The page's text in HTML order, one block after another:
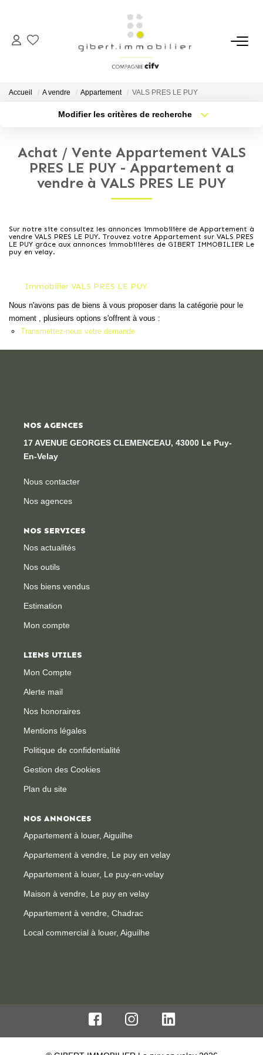
ACHETER
Maisons
Parkings
Immeubles
Terrains
LOUER
Dossier De Candidature
Accueil A vendre Appartement VALS PRES LE PUY
Modifier les critères de recherche
Sélectionnez...
Type de bien
Nb pièces min.
Achat / Vente Appartement VALS
PRES LE PUY - Appartement a
vendre à VALS PRES LE PUY
Sur notre site consultez les annonces immobilière de Appartement à
vendre VALS PRES LE PUY. Trouvez votre Appartement sur VALS PRES
LE PUY grâce aux annonces immobilières de GIBERT IMMOBILIER Le
puy en velay.
Immobilier VALS PRES LE PUY
Nous n'avons pas de biens à vous proposer dans la catégorie pour le
moment , plusieurs options s'offrent à vous :
Transmettez-nous votre demande
NOS AGENCES
17 AVENUE GEORGES CLEMENCEAU, 43000 Le Puy-
En-Velay
Nous contacter
Nos agences
NOS SERVICES
Nos actualités
Nos outils
Nos biens vendus
Estimation
Mon compte
LIENS UTILES
Mon Compte
Alerte mail
Nos honoraires
Mentions légales
Politique de confidentialité
Gestion des Cookies
Plan du site
NOS ANNONCES
Appartement à louer, Aiguilhe
Appartement à vendre, Le puy en velay
Appartement à louer, Le puy-en-velay
Maison à vendre, Le puy en velay
Appartement à vendre, Chadrac
Local commercial à louer, Aiguilhe